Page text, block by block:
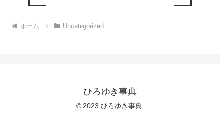
ホーム Uncategorized
ひろゆき事典
© 2023 ひろゆき事典.